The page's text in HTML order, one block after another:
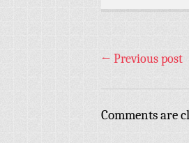
← Previous post
Comments are